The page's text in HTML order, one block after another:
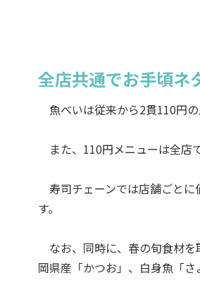
全店共通でお手頃ネ
魚べいは従来から2貫110円
また、110円メニューは全店
寿司チェーンでは店舗ごとに
す。
なお、同時に、春の旬食材を
岡県産「かつお」、白身魚「